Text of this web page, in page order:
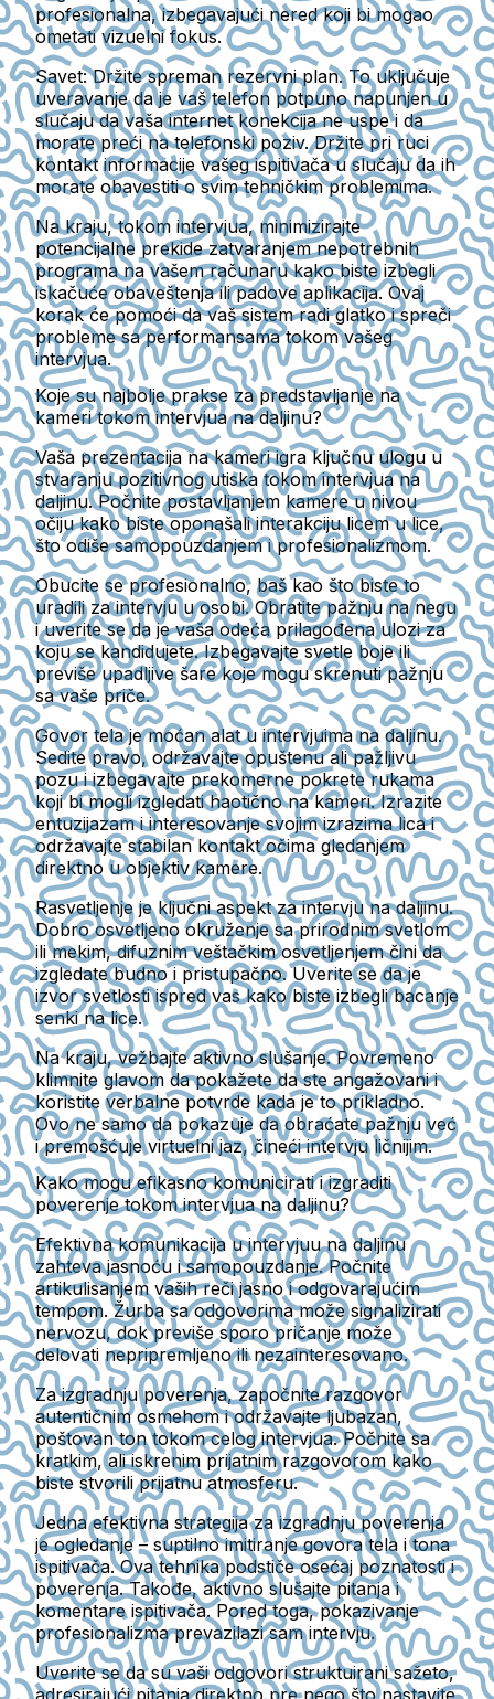
profesionalna, izbegavajući nered koji bi mogao
ometati vizuelni fokus.
Savet:Držite spreman rezervni plan. To uključuje
uveravanje da je vaš telefon potpuno napunjen u
slučaju da vaša internet konekcija ne uspe i da
morate preći na telefonski poziv. Držite pri ruci
kontakt informacije vašeg ispitivača u slučaju da ih
morate obavestiti o svim tehničkim problemima.
Na kraju, tokom intervjua, minimizirajte
potencijalne prekide zatvaranjem nepotrebnih
programa na vašem računaru kako biste izbegli
iskačuće obaveštenja ili padove aplikacija. Ovaj
korak će pomoći da vaš sistem radi glatko i spreči
probleme sa performansama tokom vašeg
intervjua.
Koje su najbolje prakse za predstavljanje na
kameri tokom intervjua na daljinu?
Vaša prezentacija na kameri igra ključnu ulogu u
stvaranju pozitivnog utiska tokom intervjua na
daljinu. Počnite postavljanjem kamere u nivou
očiju kako biste oponašali interakciju licem u lice,
što odiše samopouzdanjem i profesionalizmom.
Obucite se profesionalno, baš kao što biste to
uradili za intervju u osobi. Obratite pažnju na negu
i uverite se da je vaša odeća prilagođena ulozi za
koju se kandidujete. Izbegavajte svetle boje ili
previše upadljive šare koje mogu skrenuti pažnju
sa vaše priče.
Govor tela je moćan alat u intervjuima na daljinu.
Sedite pravo, održavajte opuštenu ali pažljivu
pozu i izbegavajte prekomerne pokrete rukama
koji bi mogli izgledati haotično na kameri. Izrazite
entuzijazam i interesovanje svojim izrazima lica i
održavajte stabilan kontakt očima gledanjem
direktno u objektiv kamere.
Rasvetljenje je ključni aspekt za intervju na daljinu.
Dobro osvetljeno okruženje sa prirodnim svetlom
ili mekim, difuznim veštačkim osvetljenjem čini da
izgledate budno i pristupačno. Uverite se da je
izvor svetlosti ispred vas kako biste izbegli bacanje
senki na lice.
Na kraju, vežbajte aktivno slušanje. Povremeno
klimnite glavom da pokažete da ste angažovani i
koristite verbalne potvrde kada je to prikladno.
Ovo ne samo da pokazuje da obraćate pažnju već
i premošćuje virtuelni jaz, čineći intervju ličnijim.
Kako mogu efikasno komunicirati i izgraditi
poverenje tokom intervjua na daljinu?
Efektivna komunikacija u intervjuu na daljinu
zahteva jasnoću i samopouzdanje. Počnite
artikulisanjem vaših reči jasno i odgovarajućim
tempom. Žurba sa odgovorima može signalizirati
nervozu, dok previše sporo pričanje može
delovati nepripremljeno ili nezainteresovano.
Za izgradnju poverenja, započnite razgovor
autentičnim osmehom i održavajte ljubazan,
poštovan ton tokom celog intervjua. Počnite sa
kratkim, ali iskrenim prijatnim razgovorom kako
biste stvorili prijatnu atmosferu.
Jedna efektivna strategija za izgradnju poverenja
je ogledanje – suptilno imitiranje govora tela i tona
ispitivača. Ova tehnika podstiče osećaj poznatosti i
poverenja. Takođe, aktivno slušajte pitanja i
komentare ispitivača. Pored toga, pokazivanje
profesionalizma prevazilazi sam intervju.
Uverite se da su vaši odgovori struktuirani sažeto,